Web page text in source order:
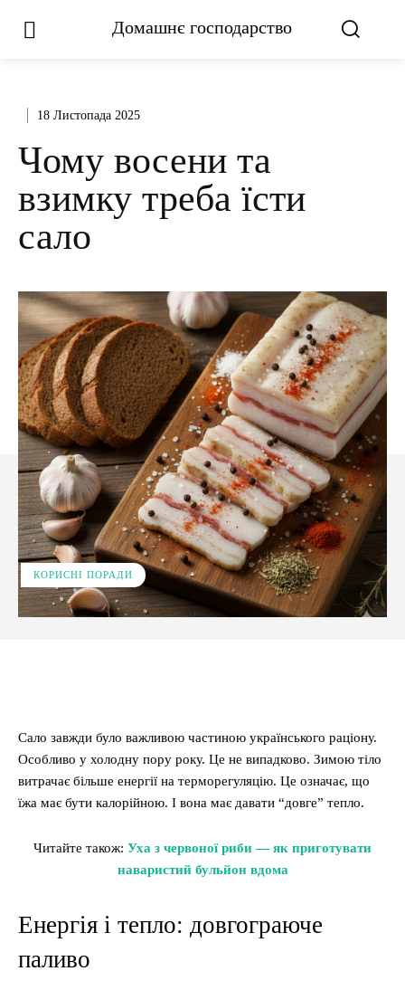
Домашнє господарство
18 Листопада 2025
Чому восени та
взимку треба їсти
сало
КОРИСНІ ПОРАДИ
Сало завжди було важливою частиною українського раціону.
Особливо у холодну пору року. Це не випадково. Зимою тіло
витрачає більше енергії на терморегуляцію. Це означає, що
їжа має бути калорійною. І вона має давати “довге” тепло.
Читайте також: Уха з червоної риби — як приготувати
наваристий бульйон вдома
Енергія і тепло: довгограюче
паливо